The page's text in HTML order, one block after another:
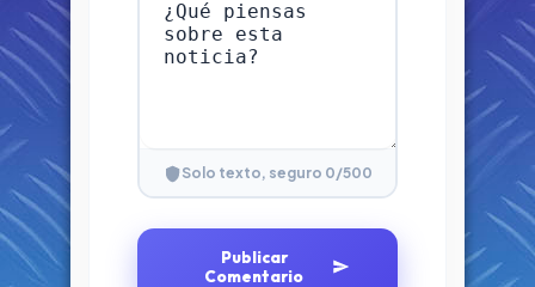
Solo texto, seguro 0/500
Publicar
Comentario